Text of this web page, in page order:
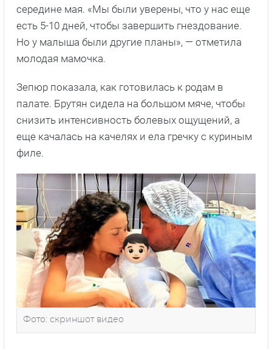
середине мая. «Мы были уверены, что у нас еще
есть 5-10 дней, чтобы завершить гнездование.
Но у малыша были другие планы», — отметила
молодая мамочка.
Зепюр показала, как готовилась к родам в
палате. Брутян сидела на большом мяче, чтобы
снизить интенсивность болевых ощущений, а
еще качалась на качелях и ела гречку с куриным
филе.
Фото: скриншот видео